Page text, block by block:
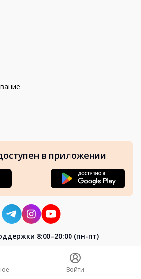
в приложении
8:00–20:00 (пн-пт)
Войти